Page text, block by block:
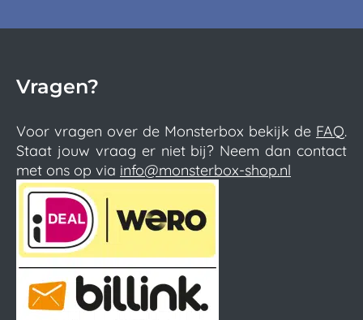
Vragen?
Voor vragen over de Monsterbox bekijk de FAQ.
Staat jouw vraag er niet bij? Neem dan contact
met ons op via info@monsterbox-shop.nl